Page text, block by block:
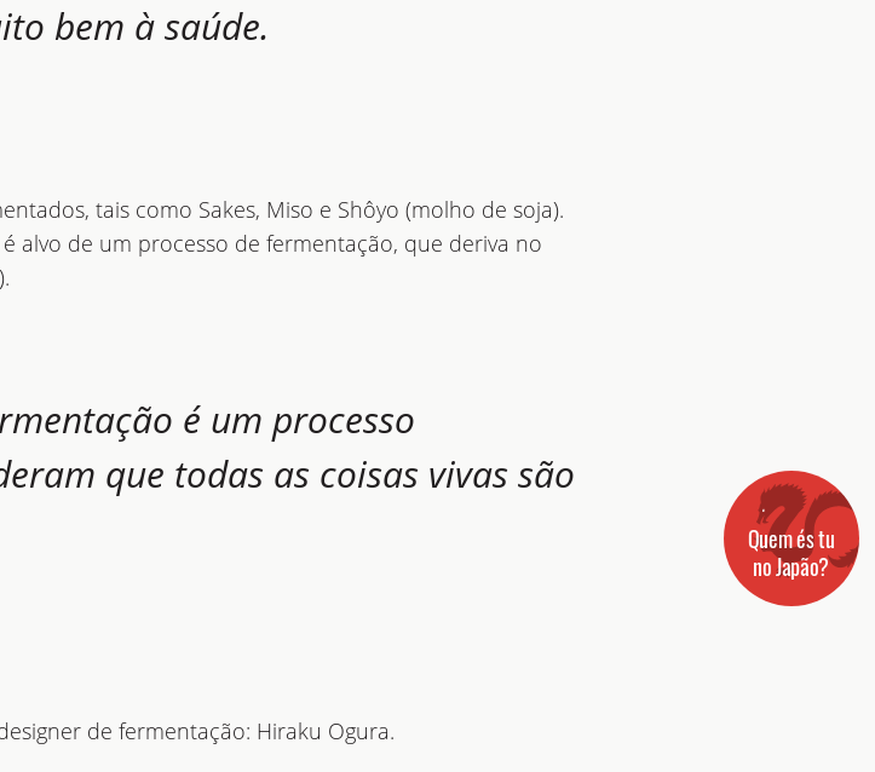
Quem és tu
no Japão?
bem à saúde.
tais como Sakes, Miso e Shôyo (molho de soja).
alvo de um processo de fermentação, que deriva no
é um processo
que todas as coisas vivas são
de fermentação: Hiraku Ogura.